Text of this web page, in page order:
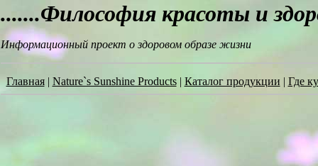
.......Философия красоты и
Информационный проект о здоровом образе жизни
Главная | Nature`s Sunshine Products| Каталог продукции | Где